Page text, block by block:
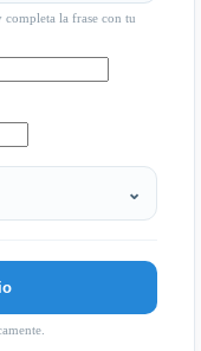
completa la frase con tu